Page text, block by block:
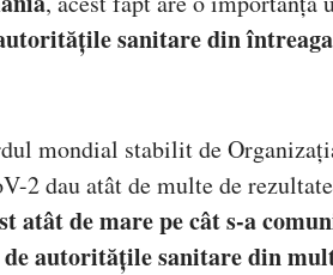
sanitare din
mondial stabilit de
2 dau atât de multe de
atât de mare pe cât s-a
autoritățile sanitare din